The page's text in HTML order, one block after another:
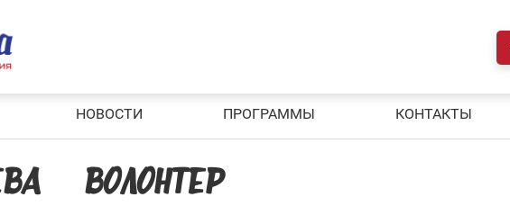
НОВОСТИ ПРОГРАММЫ КОНТАКТЫ
— ВОЛОНТЕР —